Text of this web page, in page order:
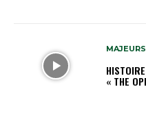
MAJEURS
« THE